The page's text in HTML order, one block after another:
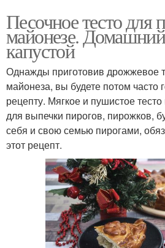
Песочное тесто для
майонезе.
капустой
Однажды приготовив дрожжевое
майонеза, вы будете потом часто
рецепту. Мягкое и пушистое
для выпечки пирогов, пирожков,
себя и свою семью пирогами,
этот рецепт.